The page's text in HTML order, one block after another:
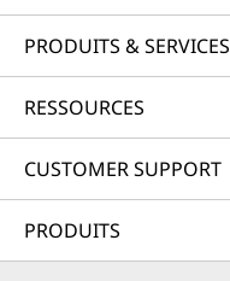
PRODUITS & SERVICES
RESSOURCES
CUSTOMER SUPPORT
PRODUITS